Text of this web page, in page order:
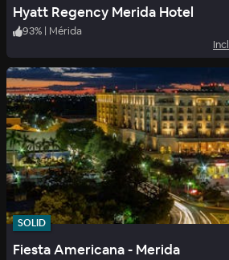
Hyatt Regency Merida Hotel
93% | Mérida
SOLID
Fiesta Americana - Merida